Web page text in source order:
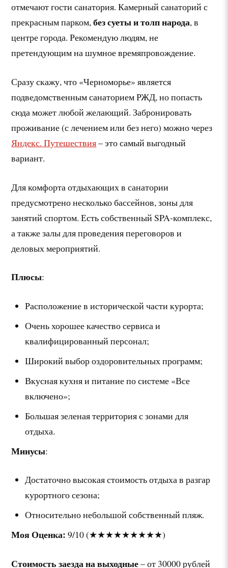
отмечают гости санатория. Камерный санаторий с
прекрасным парком,без суеты и толп народа, в
центре города. Рекомендую людям, не
претендующим на шумное времяпровождение.
Сразу скажу, что «Черноморье» является
подведомственным санаторием РЖД, но попасть
сюда может любой желающий. Забронировать
проживание (с лечением или без него) можно через
Яндекс. Путешествия– это самый выгодный
вариант.
Для комфорта отдыхающих в санатории
предусмотрено несколько бассейнов, зоны для
занятий спортом. Есть собственный SPA-комплекс,
а также залы для проведения переговоров и
деловых мероприятий.
Плюсы:
Расположение в исторической части курорта;
Очень хорошее качество сервиса и
квалифицированный персонал;
Широкий выбор оздоровительных программ;
Вкусная кухня и питание по системе «Все
включено»;
Большая зеленая территория с зонами для
отдыха.
Минусы:
Достаточно высокая стоимость отдыха в разгар
курортного сезона;
Относительно небольшой собственный пляж.
Моя Оценка: 9/10 (★★★★★★★★★)
Стоимость заезда на выходные– от 30000 рублей